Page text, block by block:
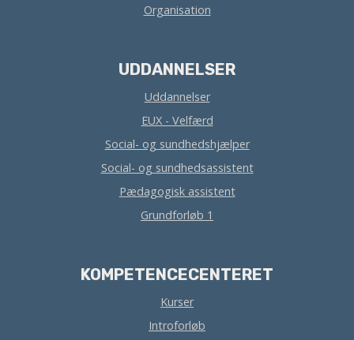
Organisation
UDDANNELSER
Uddannelser
EUX - Velfærd
Social- og sundhedshjælper
Social- og sundhedsassistent
Pædagogisk assistent
Grundforløb 1
KOMPETENCECENTERET
Kurser
Introforløb